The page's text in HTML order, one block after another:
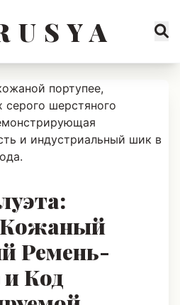
U S Y A
Ремень-
Код
Оверсайз-
2026
219 ПРОСМОТРОВ